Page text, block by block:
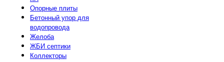
Опорные плиты
Бетонный упор для
водопровода
Желоба
ЖБИ септики
Коллекторы